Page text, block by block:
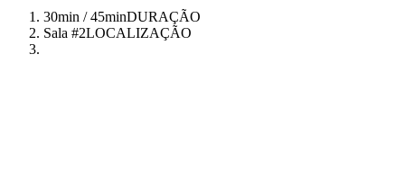
30min / 45minDURAÇÃO
Sala #2LOCALIZAÇÃO